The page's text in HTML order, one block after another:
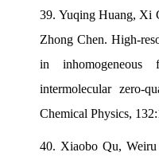
39.Yuqing Huang, Xi
Zhong Chen. High-
in
intermolecular zero-
Chemical Physics,
40. Xiaobo Qu,